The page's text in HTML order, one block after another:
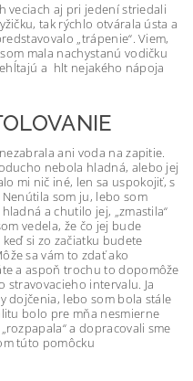
veciach aj pri jedení striedali
tak rýchlo otvárala ústa a
„trápenie“. Viem,
mala nachystanú vodičku
a hlt nejakého nápoja
ani voda na zapitie.
nebola hladná, alebo jej
mi nič iné, len sa uspokojiť, s
som ju, lebo som
a chutilo jej, „zmastila“
vedela, že čo jej bude
si zo začiatku budete
sa vám to zdať ako
a aspoň trochu to dopomôže
stravovacieho intervalu. Ja
dojčenia, lebo som bola stále
bolo pre mňa nesmierne
a dopracovali sme
túto pomôcku